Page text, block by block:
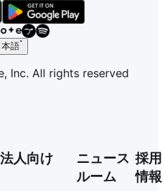
本語
Inc. All rights reserved
法人向け
ニュース
ルーム
採用
情報